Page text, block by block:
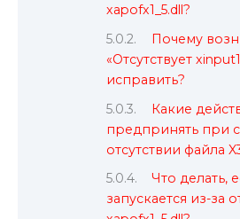
xapofx1_5.dll?
Почему
«Отсутствует
исправить?
Какие
предпринять при
отсутствии файла
Что делать,
запускается из-за